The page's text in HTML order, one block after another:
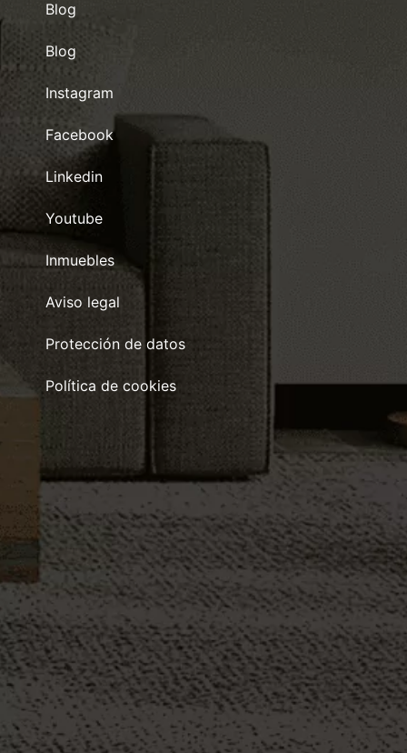
Blog
Blog
Instagram
Facebook
Linkedin
Youtube
Inmuebles
Aviso legal
Protección de datos
Política de cookies